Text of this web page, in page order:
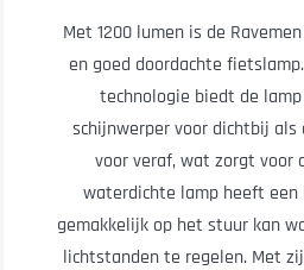
Met 1200 lumen is de
en goed doordachte
technologie biedt de
schijnwerper voor dichtbij
voor veraf, wat zorgt voor
waterdichte lamp heeft een
gemakkelijk op het stuur kan
lichtstanden te regelen. Met